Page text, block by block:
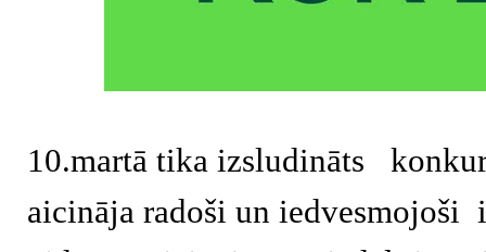
10.martā tika izsludināts
aicināja radoši un